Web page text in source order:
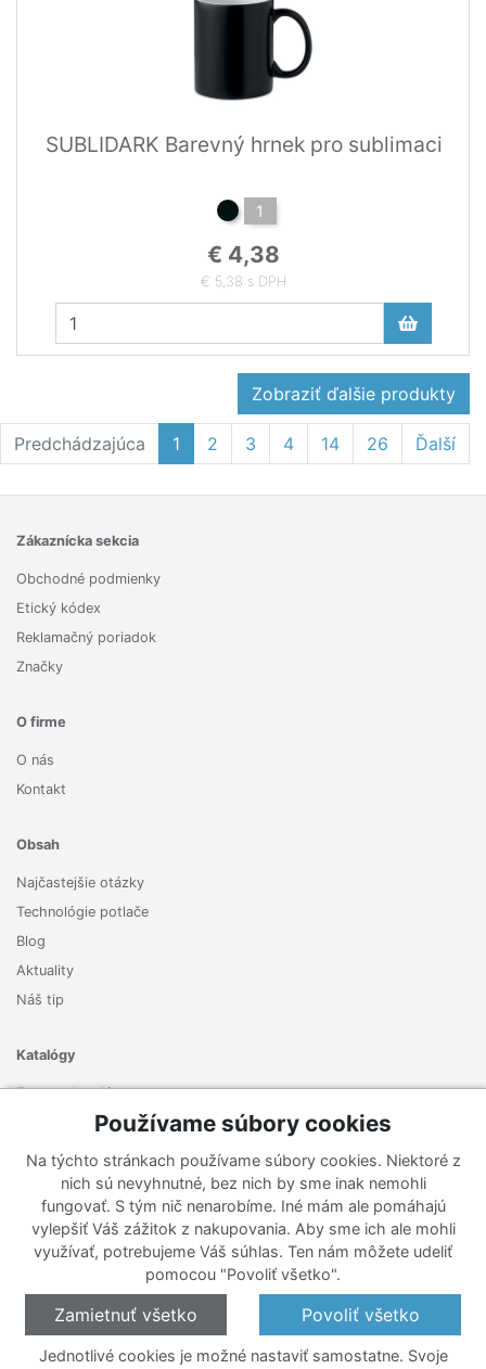
SUBLIDARK Barevný hrnek pro sublimaci
1
€ 4,38
€ 5,38 s DPH
Zobraziť ďalšie produkty
Predchádzajúca 1 2 3 4 14 26 Ďalší
Zákaznícka sekcia
Obchodné podmienky
Etický kódex
Reklamačný poriadok
Značky
O firme
O nás
Kontakt
Obsah
Najčastejšie otázky
Technológie potlače
Blog
Aktuality
Náš tip
Katalógy
Zoznam katalógov
Zaregistrujte sa k odberu nášho newslettera a nenechajte si
ujsť žiadne ponuky ani nové produkty.
Používame súbory cookies
Na týchto stránkach používame súbory cookies. Niektoré z
nich sú nevyhnutné, bez nich by sme inak nemohli
fungovať. S tým nič nenarobíme. Iné mám ale pomáhajú
vylepšiť Váš zážitok z nakupovania. Aby sme ich ale mohli
využívať, potrebujeme Váš súhlas. Ten nám môžete udeliť
pomocou "Povoliť všetko".
Zamietnuť všetko Povoliť všetko
Jednotlivé cookies je možné nastaviť samostatne. Svoje